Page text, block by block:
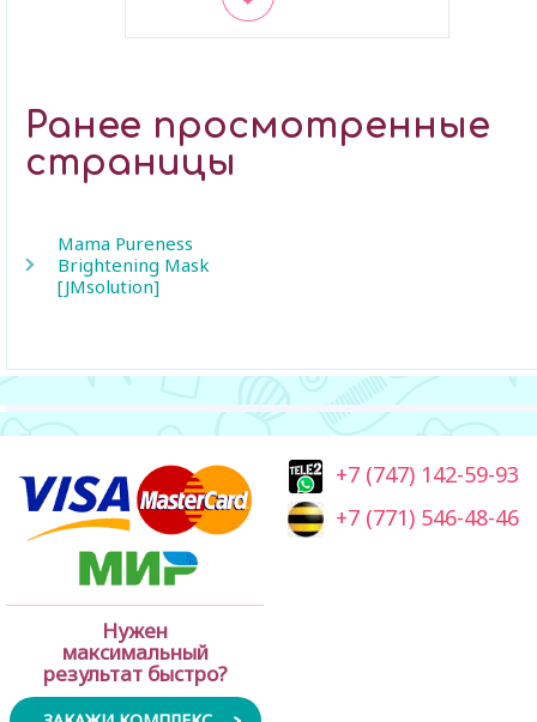
Ранее просмотренные
страницы
Mama Pureness
Brightening Mask
[JMsolution]
Нужен
максимальный
результат быстро?
+7 (747) 142-59-93
+7 (771) 546-48-46